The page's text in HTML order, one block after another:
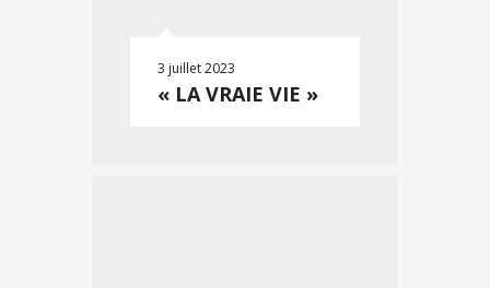
3 juillet 2023
« LA VRAIE VIE »